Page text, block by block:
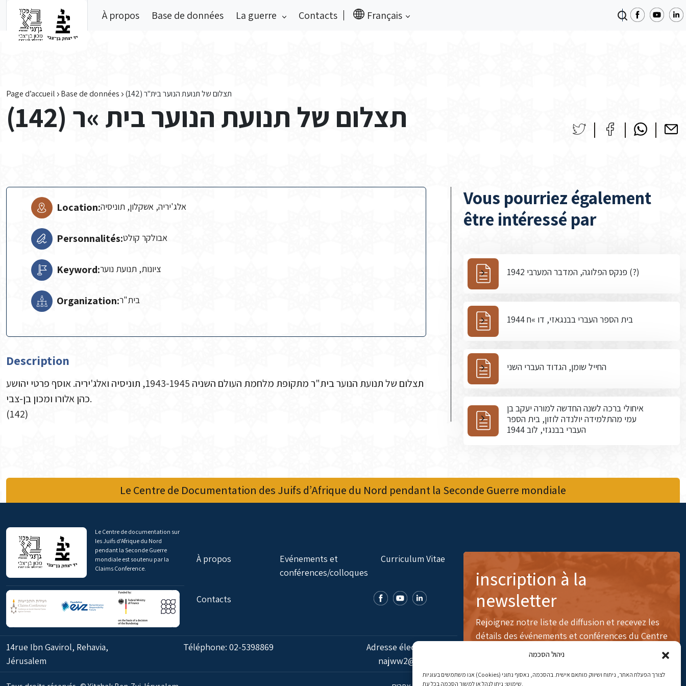
ניהול הסכמה
אנו משתמשים בעוגיות (Cookies) לצורך הפעלת האתר, ניתוח ושיווק מותאם אישית. בהסכמה, נאסוף נתוני
שימוש; ניתן לנהל או למשוך הסכמה בכל עת.
À propos Base de données La guerre Contacts Français
Page d’accueil Base de données תצלום של תנועת הנוער בית"ר (142)
תצלום של תנועת הנוער בית »ר (142)
Location:אלג'יריה, אשקלון, תוניסיה
Personnalités:אבולקר קולט
Keyword:ציונות, תנועת נוער
Organization:
Description
תצלום של תנועת הנוער בית"ר מתקופת מלחמת העולם השניה 1943-1945, תוניסיה ואלג'יריה. אוסף פרטי יהושע
כהן אלורו ומכון בן-צבי.
(142)
Vous pourriez également
être intéressé par
פנקס הפלוגה, המדבר המערבי 1942 (?)
בית הספר העברי בבנגאזי, דו »ח 1944
החייל שומן, הגדוד העברי השני
איחולי ברכה לשנה החדשה למורה יעקב בן
עמי מהתלמידה יולנדה לוזון, בית הספר
העברי בבנגזי, לוב 1944
Le Centre de Documentation des Juifs d’Afrique du Nord pendant la Seconde Guerre mondiale
Le Centre de documentation sur
les Juifs d'Afrique du Nord
pendant la Seconde Guerre
mondiale est soutenu par la
Claims Conference.
À propos
Evénements et
conférences/colloques
Curriculum Vitae
Contacts
14rue Ibn Gavirol, Rehavia,
Jérusalem
Téléphone:02-5398869
Adresse électronique:
najww2@ybz.org.il
inscription à la
newsletter
Rejoignez notre liste de diffusion et recevez les
détails des événements et conférences du Centre